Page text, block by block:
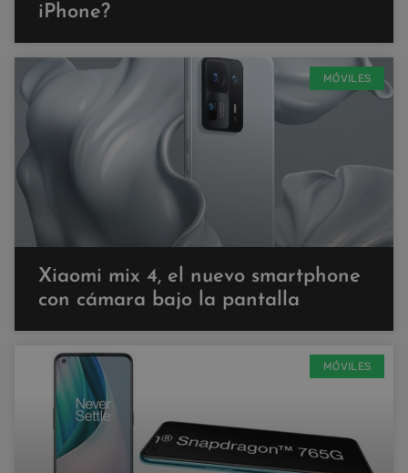
iPhone?
MÓVILES
Xiaomi mix 4, el nuevo smartphone
con cámara bajo la pantalla
MÓVILES